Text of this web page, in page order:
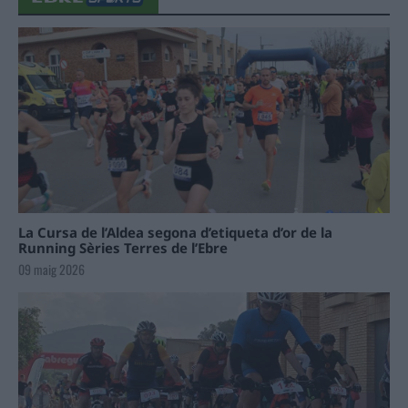
La Cursa de l’Aldea segona d’etiqueta d’or de la
Running Sèries Terres de l’Ebre
09 maig 2026